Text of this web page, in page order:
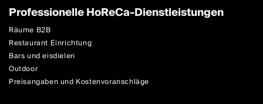
Professionelle HoReCa-Dienstleistungen
Räume B2B
Restaurant Einrichtung
Bars und eisdielen
Outdoor
Preisangaben und Kostenvoranschläge